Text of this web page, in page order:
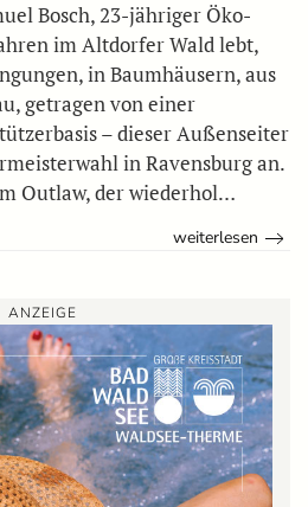
Bosch, 23-jähriger Öko-
im Altdorfer Wald lebt,
in Baumhäusern, aus
getragen von einer
– dieser Außenseiter
in Ravensburg an.
Outlaw, der wiederhol…
weiterlesen
ANZEIGE